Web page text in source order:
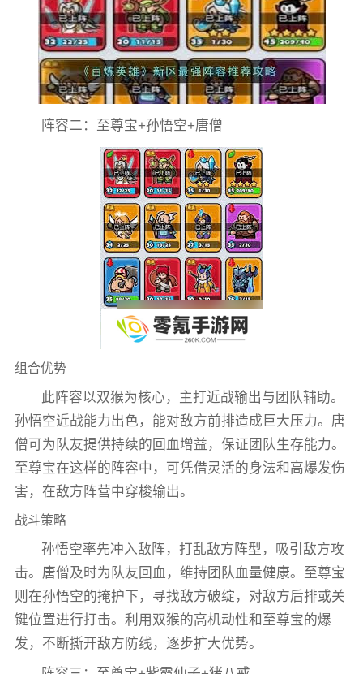
阵容二：至尊宝+孙悟空+唐僧
组合优势
此阵容以双猴为核心，主打近战输出与团队辅助。
孙悟空近战能力出色，能对敌方前排造成巨大压力。唐
僧可为队友提供持续的回血增益，保证团队生存能力。
至尊宝在这样的阵容中，可凭借灵活的身法和高爆发伤
害，在敌方阵营中穿梭输出。
战斗策略
孙悟空率先冲入敌阵，打乱敌方阵型，吸引敌方攻
击。唐僧及时为队友回血，维持团队血量健康。至尊宝
则在孙悟空的掩护下，寻找敌方破绽，对敌方后排或关
键位置进行打击。利用双猴的高机动性和至尊宝的爆
发，不断撕开敌方防线，逐步扩大优势。